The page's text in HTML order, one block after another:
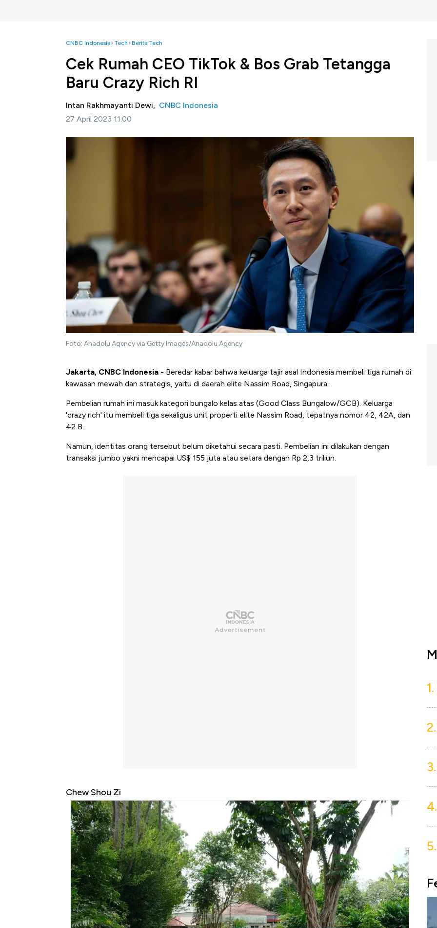
CNBC Indonesia Tech Berita Tech
Cek Rumah CEO TikTok & Bos Grab Tetangga
Baru Crazy Rich RI
Intan Rakhmayanti Dewi, CNBC Indonesia
27 April 2023 11:00
Foto: Anadolu Agency via Getty Images/Anadolu Agency
Jakarta, CNBC Indonesia - Beredar kabar bahwa keluarga tajir asal Indonesia membeli tiga rumah di
kawasan mewah dan strategis, yaitu di daerah elite Nassim Road, Singapura.
Pembelian rumah ini masuk kategori bungalo kelas atas (Good Class Bungalow/GCB). Keluarga
'crazy rich' itu membeli tiga sekaligus unit properti elite Nassim Road, tepatnya nomor 42, 42A, dan
42 B.
Namun, identitas orang tersebut belum diketahui secara pasti. Pembelian ini dilakukan dengan
transaksi jumbo yakni mencapai US$ 155 juta atau setara dengan Rp 2,3 triliun.
Chew Shou Zi
1.
2.
3.
4.
5.